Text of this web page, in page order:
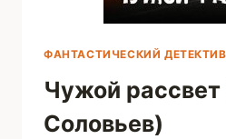
ФАНТАСТИЧЕСКИЙ ДЕТЕКТИВ
Чужой рассвет
Соловьев)